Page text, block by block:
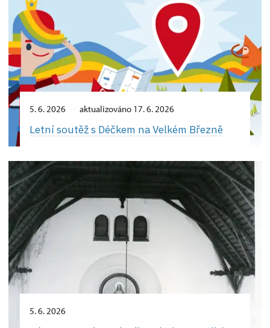
5. 6. 2026 aktualizováno 17. 6. 2026
Letní soutěž s Déčkem na Velkém Březně
5. 6. 2026